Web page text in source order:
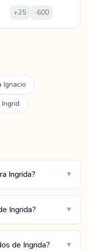
+25 -600
Ignacio
Ingrid
Ingrida? ▼
Ingrida? ▼
de Ingrida? ▼